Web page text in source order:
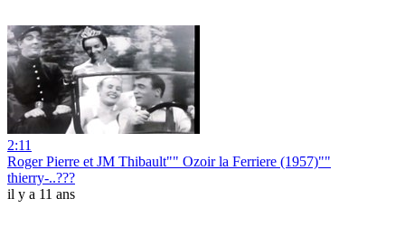
2:11
Roger Pierre et JM Thibault"" Ozoir la Ferriere (1957)""
thierry-..???
il y a 11 ans